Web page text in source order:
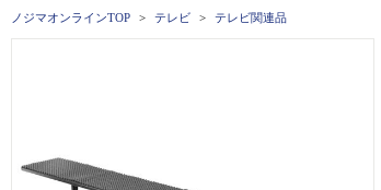
ノジマオンラインTOP テレビ テレビ関連品